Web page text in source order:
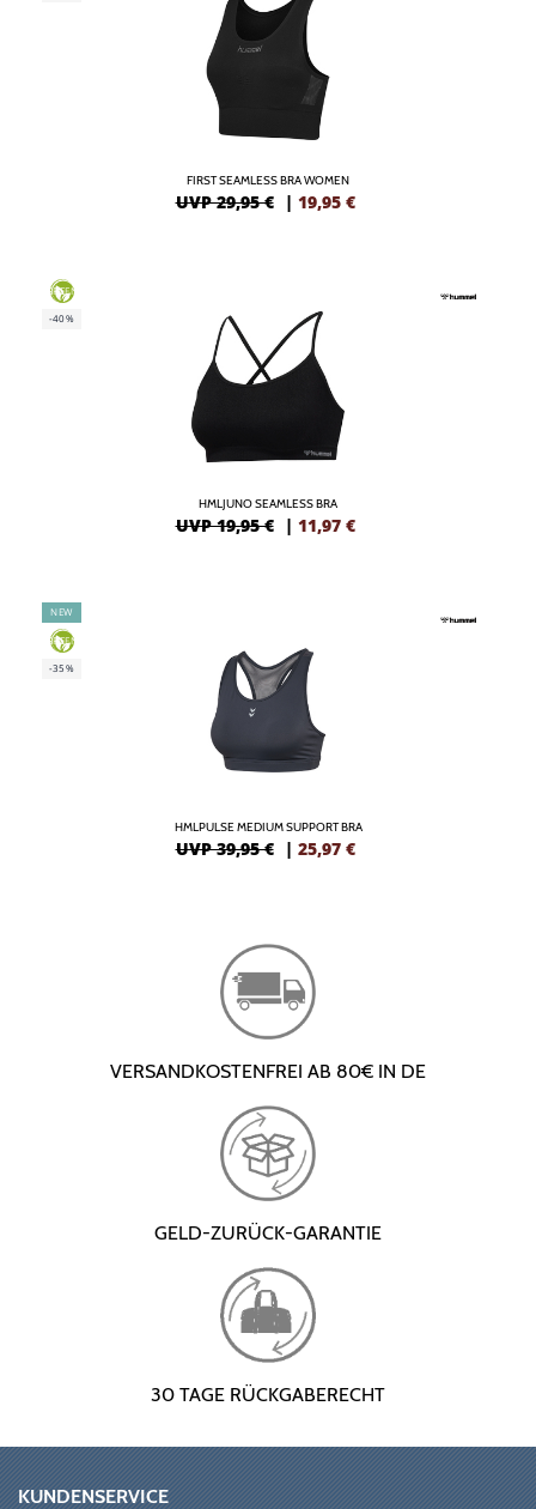
FIRST SEAMLESS BRA WOMEN
UVP 29,95 € | 19,95 €
GREEN
-40%
HMLJUNO SEAMLESS BRA
UVP 19,95 € | 11,97 €
NEW
GREEN
-35%
HMLPULSE MEDIUM SUPPORT BRA
UVP 39,95 € | 25,97 €
VERSANDKOSTENFREI AB 80€ IN DE
GELD-ZURÜCK-GARANTIE
30 TAGE RÜCKGABERECHT
KUNDENSERVICE